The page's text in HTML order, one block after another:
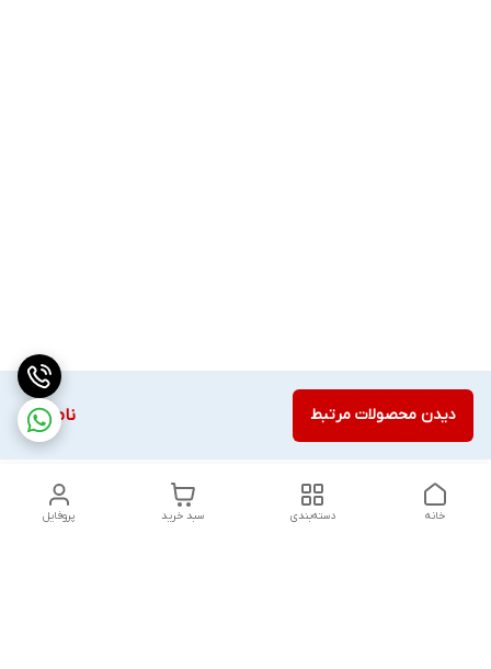
ناموجود دیدن محصولات مرتبط
پروفایل سبد خرید دسته‌بندی خانه